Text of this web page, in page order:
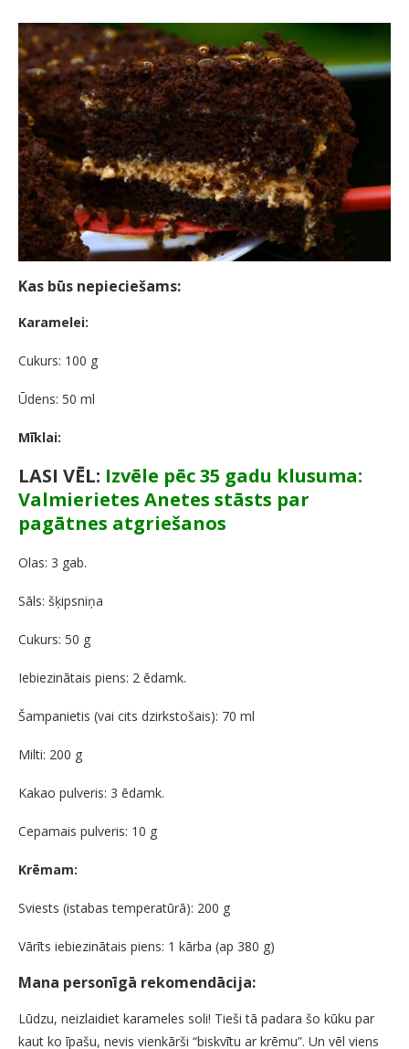
Kas būs nepieciešams:
Karamelei:
Cukurs: 100 g
Ūdens: 50 ml
Mīklai:
LASI VĒL: Izvēle pēc 35 gadu klusuma:
Valmierietes Anetes stāsts par
pagātnes atgriešanos
Olas: 3 gab.
Sāls: šķipsniņa
Cukurs: 50 g
Iebiezinātais piens: 2 ēdamk.
Šampanietis (vai cits dzirkstošais): 70 ml
Milti: 200 g
Kakao pulveris: 3 ēdamk.
Cepamais pulveris: 10 g
Krēmam:
Sviests (istabas temperatūrā): 200 g
Vārīts iebiezinātais piens: 1 kārba (ap 380 g)
Mana personīgā rekomendācija:
Lūdzu, neizlaidiet karameles soli! Tieši tā padara šo kūku par
kaut ko īpašu, nevis vienkārši “biskvītu ar krēmu”. Un vēl viens